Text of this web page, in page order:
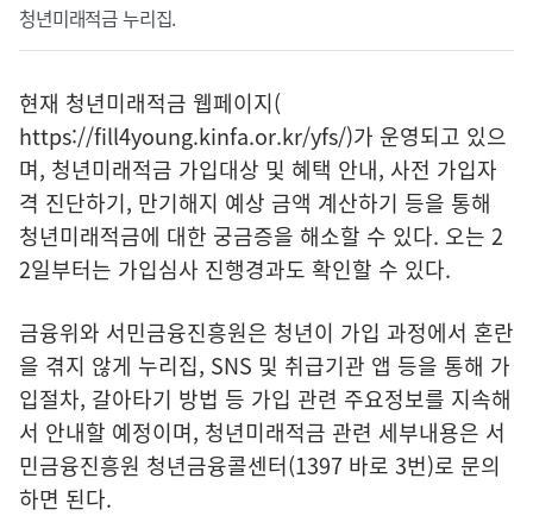
청년미래적금 누리집.
현재 청년미래적금 웹페이지(
https://fill4young.kinfa.or.kr/yfs/)가 운영되고 있으
며, 청년미래적금 가입대상 및 혜택 안내, 사전 가입자
격 진단하기, 만기해지 예상 금액 계산하기 등을 통해
청년미래적금에 대한 궁금증을 해소할 수 있다. 오는 2
2일부터는 가입심사 진행경과도 확인할 수 있다.
금융위와 서민금융진흥원은 청년이 가입 과정에서 혼란
을 겪지 않게 누리집, SNS 및 취급기관 앱 등을 통해 가
입절차, 갈아타기 방법 등 가입 관련 주요정보를 지속해
서 안내할 예정이며, 청년미래적금 관련 세부내용은 서
민금융진흥원 청년금융콜센터(1397 바로 3번)로 문의
하면 된다.